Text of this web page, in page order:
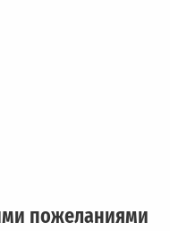
пожеланиями